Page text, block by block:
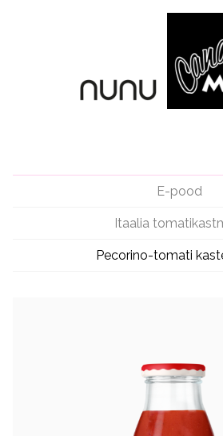
E-pood
Itaalia
Pecorino-tomati